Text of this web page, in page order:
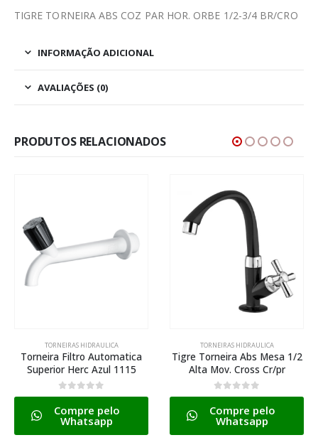
TIGRE TORNEIRA ABS COZ PAR HOR. ORBE 1/2-3/4 BR/CRO
INFORMAÇÃO ADICIONAL
AVALIAÇÕES (0)
PRODUTOS RELACIONADOS
TORNEIRAS HIDRAULICA
Tigre Torneira Abs Mesa 1/2
Alta Mov. Cross Cr/pr
0de 5
Compre pelo
Whatsapp
TORNEIRAS HIDRAULICA
Tigre Torneira Abs Coz
Horizontal 1/2-3/4 Cross
0de 5
Compre pelo
Whatsapp